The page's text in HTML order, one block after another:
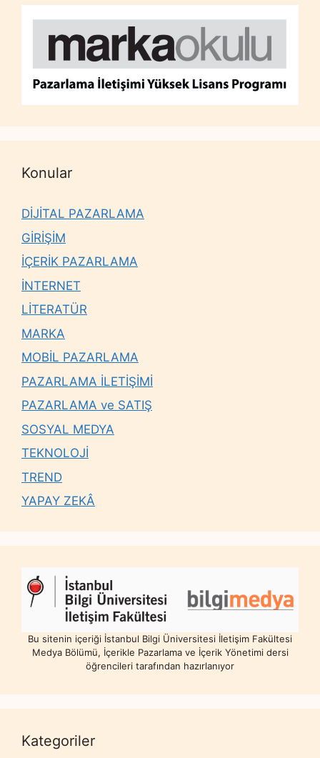
Konular
DİJİTAL PAZARLAMA
GİRİŞİM
İÇERİK PAZARLAMA
İNTERNET
LİTERATÜR
MARKA
MOBİL PAZARLAMA
PAZARLAMA İLETİŞİMİ
PAZARLAMA ve SATIŞ
SOSYAL MEDYA
TEKNOLOJİ
TREND
YAPAY ZEKÂ
Bu sitenin içeriği İstanbul Bilgi Üniversitesi İletişim Fakültesi
Medya Bölümü, İçerikle Pazarlama ve İçerik Yönetimi dersi
öğrencileri tarafından hazırlanıyor
Kategoriler